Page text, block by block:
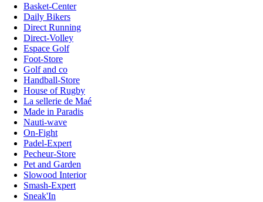
Basket-Center
Daily Bikers
Direct Running
Direct-Volley
Espace Golf
Foot-Store
Golf and co
Handball-Store
House of Rugby
La sellerie de Maé
Made in Paradis
Nauti-wave
On-Fight
Padel-Expert
Pecheur-Store
Pet and Garden
Slowood Interior
Smash-Expert
Sneak'In